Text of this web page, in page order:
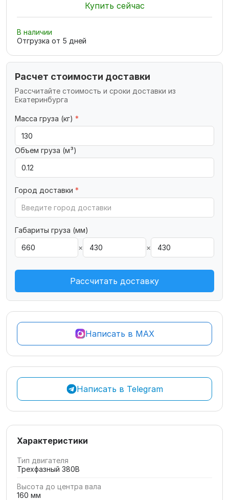
Купить сейчас
В наличии
Отгрузка от 5 дней
Расчет стоимости доставки
Рассчитайте стоимость и сроки доставки из
Екатеринбурга
Масса груза (кг) *
Объем груза (м³)
Город доставки *
Габариты груза (мм)
×
×
Рассчитать доставку
Написать в MAX
Написать в Telegram
Характеристики
Тип двигателя
Трехфазный 380В
Высота до центра вала
160 мм